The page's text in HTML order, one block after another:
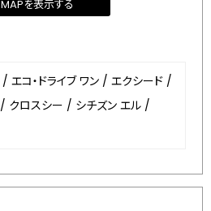
MAPを表示する
/ エコ・ドライブ ワン / エクシード /
/ クロスシー / シチズン エル /